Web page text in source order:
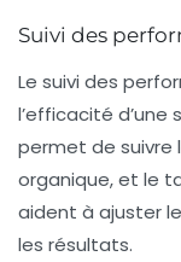
Suivi des
Le suivi des
l’efficacité d’une
permet de
organique, et le
aident à ajuster
les résultats.